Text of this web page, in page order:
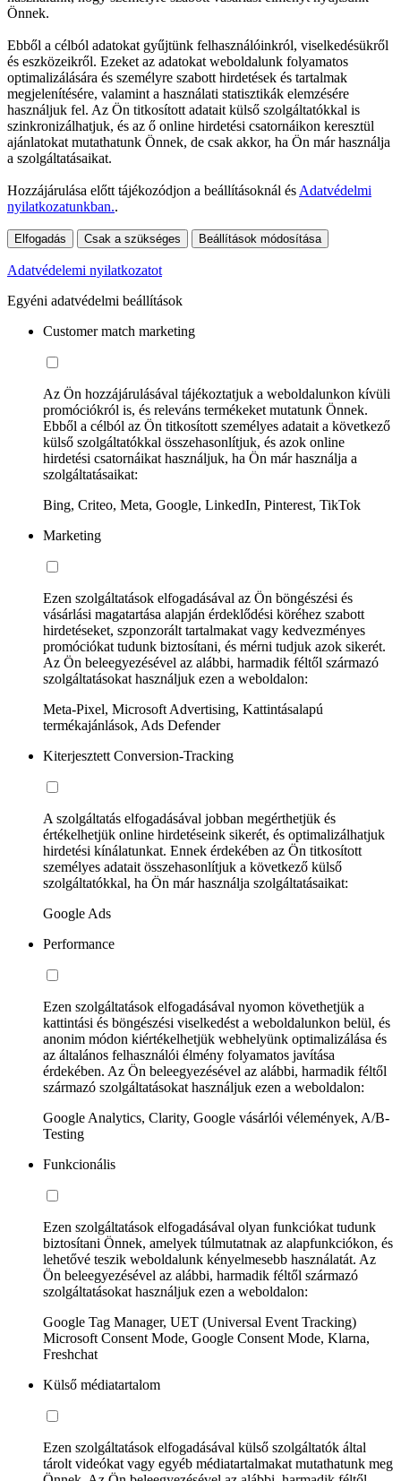
Önnek.
Ebből a célból adatokat gyűjtünk felhasználóinkról, viselkedésükről
és eszközeikről. Ezeket az adatokat weboldalunk folyamatos
optimalizálására és személyre szabott hirdetések és tartalmak
megjelenítésére, valamint a használati statisztikák elemzésére
használjuk fel. Az Ön titkosított adatait külső szolgáltatókkal is
szinkronizálhatjuk, és az ő online hirdetési csatornáikon keresztül
ajánlatokat mutathatunk Önnek, de csak akkor, ha Ön már használja
a szolgáltatásaikat.
Hozzájárulása előtt tájékozódjon a beállításoknál és Adatvédelmi
nyilatkozatunkban..
Elfogadás Csak a szükséges Beállítások módosítása
Adatvédelemi nyilatkozatot
Egyéni adatvédelmi beállítások
Customer match marketing
Az Ön hozzájárulásával tájékoztatjuk a weboldalunkon kívüli
promóciókról is, és releváns termékeket mutatunk Önnek.
Ebből a célból az Ön titkosított személyes adatait a következő
külső szolgáltatókkal összehasonlítjuk, és azok online
hirdetési csatornáikat használjuk, ha Ön már használja a
szolgáltatásaikat:
Bing, Criteo, Meta, Google, LinkedIn, Pinterest, TikTok
Marketing
Ezen szolgáltatások elfogadásával az Ön böngészési és
vásárlási magatartása alapján érdeklődési köréhez szabott
hirdetéseket, szponzorált tartalmakat vagy kedvezményes
promóciókat tudunk biztosítani, és mérni tudjuk azok sikerét.
Az Ön beleegyezésével az alábbi, harmadik féltől származó
szolgáltatásokat használjuk ezen a weboldalon:
Meta-Pixel, Microsoft Advertising, Kattintásalapú
termékajánlások, Ads Defender
Kiterjesztett Conversion-Tracking
A szolgáltatás elfogadásával jobban megérthetjük és
értékelhetjük online hirdetéseink sikerét, és optimalizálhatjuk
hirdetési kínálatunkat. Ennek érdekében az Ön titkosított
személyes adatait összehasonlítjuk a következő külső
szolgáltatókkal, ha Ön már használja szolgáltatásaikat:
Google Ads
Performance
Ezen szolgáltatások elfogadásával nyomon követhetjük a
kattintási és böngészési viselkedést a weboldalunkon belül, és
anonim módon kiértékelhetjük webhelyünk optimalizálása és
az általános felhasználói élmény folyamatos javítása
érdekében. Az Ön beleegyezésével az alábbi, harmadik féltől
származó szolgáltatásokat használjuk ezen a weboldalon:
Google Analytics, Clarity, Google vásárlói vélemények, A/B-
Testing
Funkcionális
Ezen szolgáltatások elfogadásával olyan funkciókat tudunk
biztosítani Önnek, amelyek túlmutatnak az alapfunkciókon, és
lehetővé teszik weboldalunk kényelmesebb használatát. Az
Ön beleegyezésével az alábbi, harmadik féltől származó
szolgáltatásokat használjuk ezen a weboldalon:
Google Tag Manager, UET (Universal Event Tracking)
Microsoft Consent Mode, Google Consent Mode, Klarna,
Freshchat
Külső médiatartalom
Ezen szolgáltatások elfogadásával külső szolgáltatók által
tárolt videókat vagy egyéb médiatartalmakat mutathatunk meg